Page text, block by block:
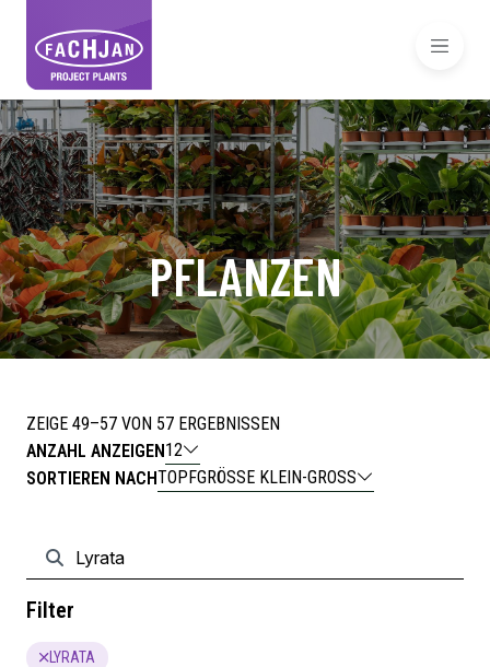
PFLANZEN
ZEIGE 49–57 VON 57 ERGEBNISSEN
ANZAHL ANZEIGEN12
SORTIEREN NACHTOPFGRÖSSE KLEIN-GROSS
Filter
LYRATA